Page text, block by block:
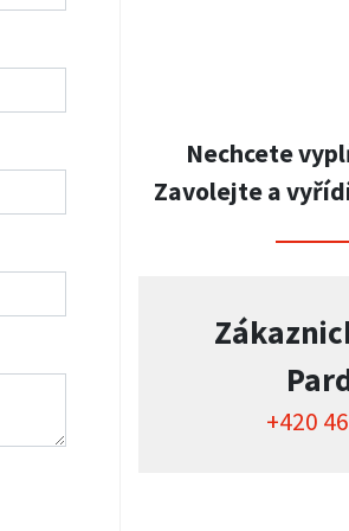
Nechcete
Zavolejte a
+420